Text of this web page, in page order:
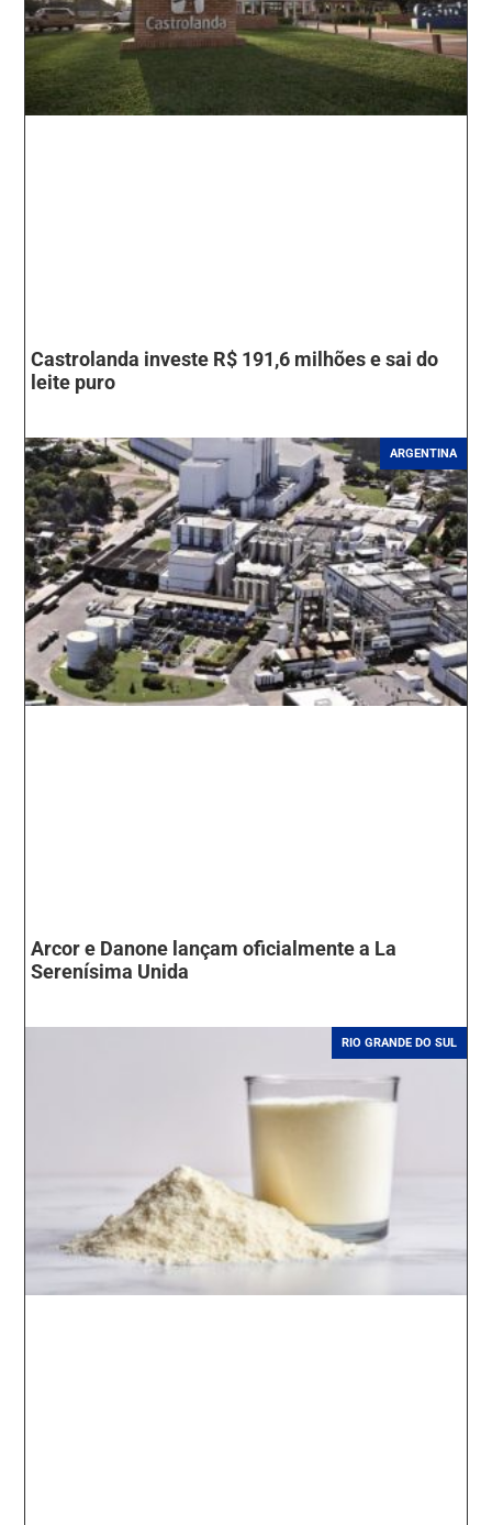
Castrolanda investe R$ 191,6 milhões e sai do
leite puro
ARGENTINA
Arcor e Danone lançam oficialmente a La
Serenísima Unida
RIO GRANDE DO SUL